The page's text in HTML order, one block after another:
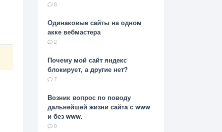
8
Одинаковые сайты на одном
акке вебмастера
2
Почему мой сайт яндекс
блокирует, а другие нет?
7
Возник вопрос по поводу
дальнейшей жизни сайта с www
и без www.
9